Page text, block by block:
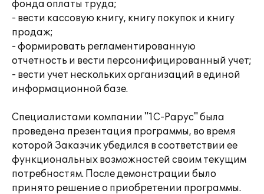
фонда оплаты труда;
- вести кассовую книгу, книгу покупок и книгу
продаж;
- формировать регламентированную
отчетность и вести персонифицированный учет;
- вести учет нескольких организаций в единой
информационной базе.
Специалистами компании "1С-Рарус" была
проведена презентация программы, во время
которой Заказчик убедился в соответствии ее
функциональных возможностей своим текущим
потребностям. После демонстрации было
принято решение о приобретении программы.